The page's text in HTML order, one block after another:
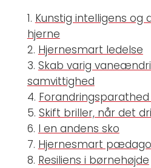
Kunstig intelligens og
hjerne
Hjernesmart ledelse
Skab varig
samvittighed
Skift briller, når det
I en andens sko
Hjernesmart
Resiliens i børnehøjde